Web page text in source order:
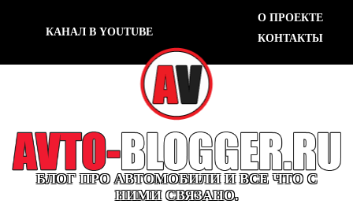
КАНАЛ В YOUTUBE
О ПРОЕКТЕ
КОНТАКТЫ
БЛОГ ПРО АВТОМОБИЛИ И ВСЕ ЧТО С
НИМИ СВЯЗАНО.